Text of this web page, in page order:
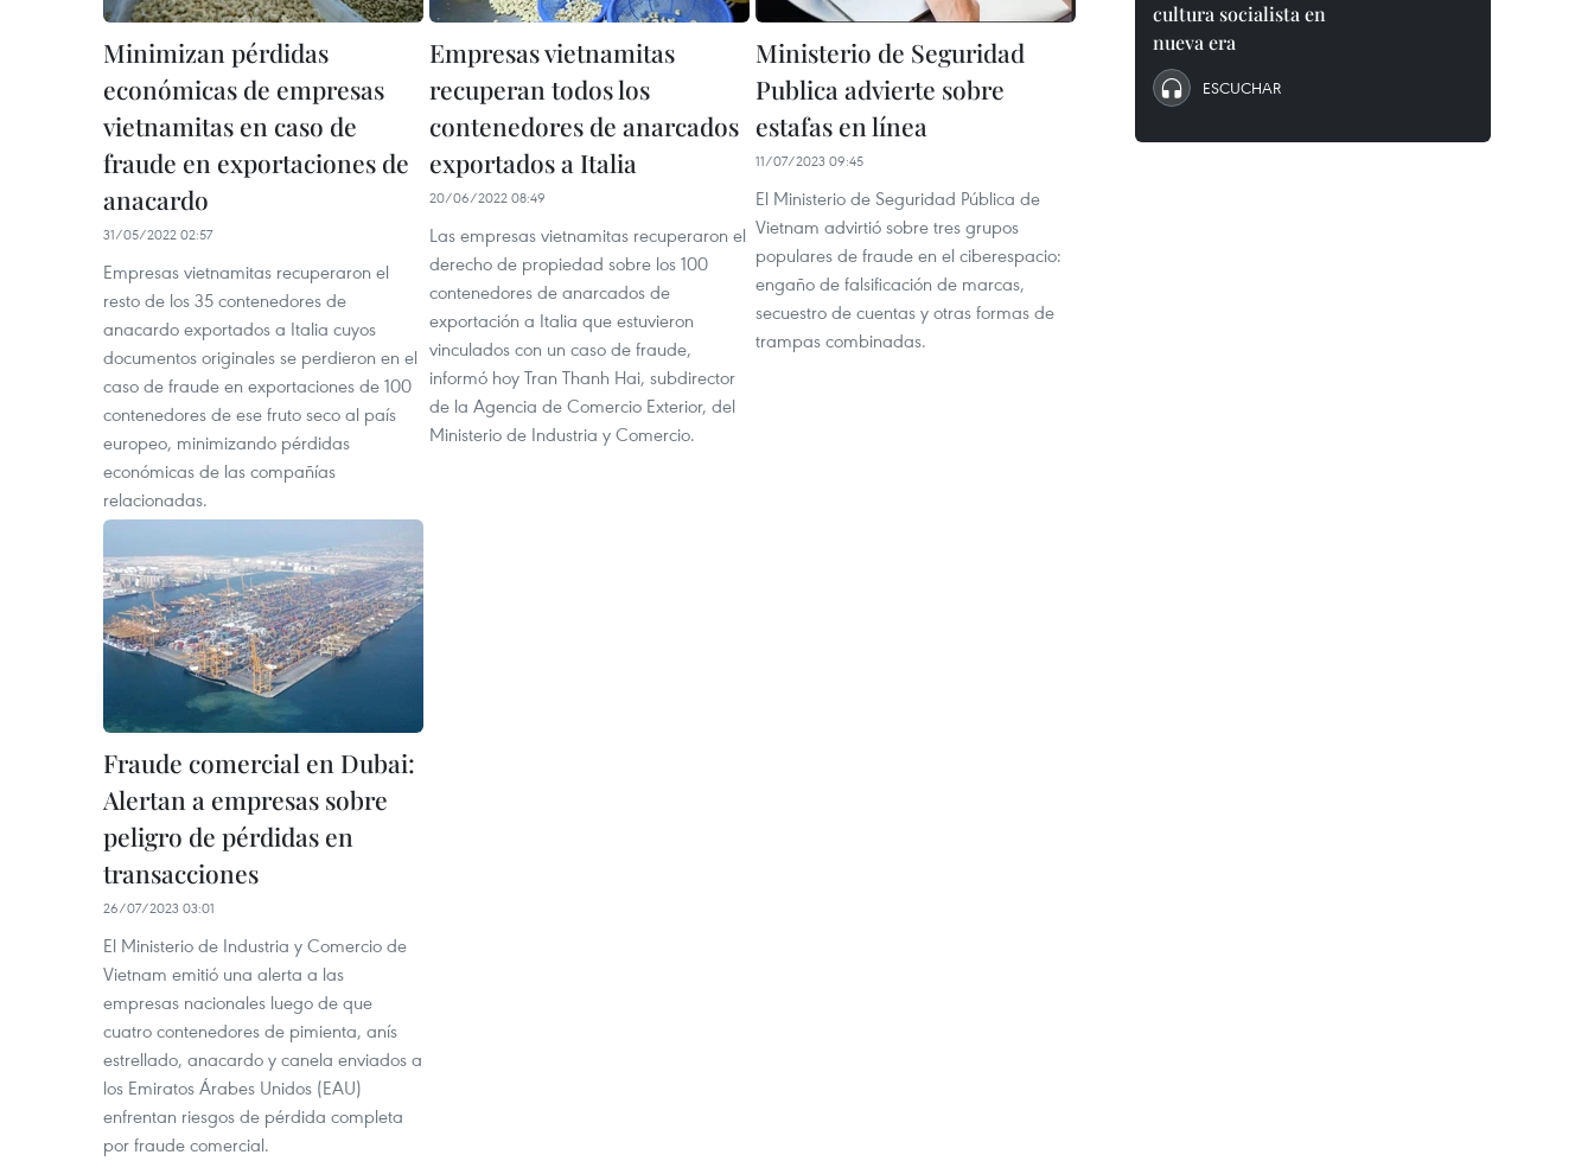
Minimizan pérdidas
económicas de empresas
vietnamitas en caso de
fraude en exportaciones de
anacardo
31/05/2022 02:57
Empresas vietnamitas recuperaron el
resto de los 35 contenedores de
anacardo exportados a Italia cuyos
documentos originales se perdieron en el
caso de fraude en exportaciones de 100
contenedores de ese fruto seco al país
europeo, minimizando pérdidas
económicas de las compañías
relacionadas.
Empresas vietnamitas
recuperan todos los
contenedores de anarcados
exportados a Italia
20/06/2022 08:49
Las empresas vietnamitas recuperaron el
derecho de propiedad sobre los 100
contenedores de anarcados de
exportación a Italia que estuvieron
vinculados con un caso de fraude,
informó hoy Tran Thanh Hai, subdirector
de la Agencia de Comercio Exterior, del
Ministerio de Industria y Comercio.
Ministerio de Seguridad
Publica advierte sobre
estafas en línea
11/07/2023 09:45
El Ministerio de Seguridad Pública de
Vietnam advirtió sobre tres grupos
populares de fraude en el ciberespacio:
engaño de falsificación de marcas,
secuestro de cuentas y otras formas de
trampas combinadas.
Fraude comercial en Dubai:
Alertan a empresas sobre
peligro de pérdidas en
transacciones
26/07/2023 03:01
El Ministerio de Industria y Comercio de
Vietnam emitió una alerta a las
empresas nacionales luego de que
cuatro contenedores de pimienta, anís
estrellado, anacardo y canela enviados a
los Emiratos Árabes Unidos (EAU)
enfrentan riesgos de pérdida completa
por fraude comercial.
cultura socialista en
nueva era
ESCUCHAR